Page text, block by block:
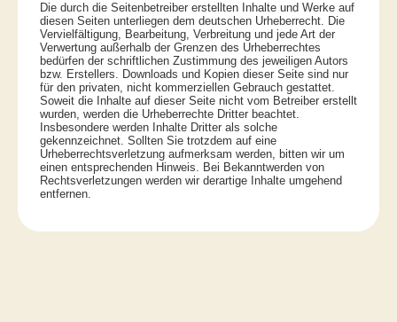
Die durch die Seitenbetreiber erstellten Inhalte und Werke auf
diesen Seiten unterliegen dem deutschen Urheberrecht. Die
Vervielfältigung, Bearbeitung, Verbreitung und jede Art der
Verwertung außerhalb der Grenzen des Urheberrechtes
bedürfen der schriftlichen Zustimmung des jeweiligen Autors
bzw. Erstellers. Downloads und Kopien dieser Seite sind nur
für den privaten, nicht kommerziellen Gebrauch gestattet.
Soweit die Inhalte auf dieser Seite nicht vom Betreiber erstellt
wurden, werden die Urheberrechte Dritter beachtet.
Insbesondere werden Inhalte Dritter als solche
gekennzeichnet. Sollten Sie trotzdem auf eine
Urheberrechtsverletzung aufmerksam werden, bitten wir um
einen entsprechenden Hinweis. Bei Bekanntwerden von
Rechtsverletzungen werden wir derartige Inhalte umgehend
entfernen.